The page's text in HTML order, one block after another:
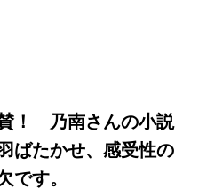
！ 乃南さんの小説
ばたかせ、感受性の
です。